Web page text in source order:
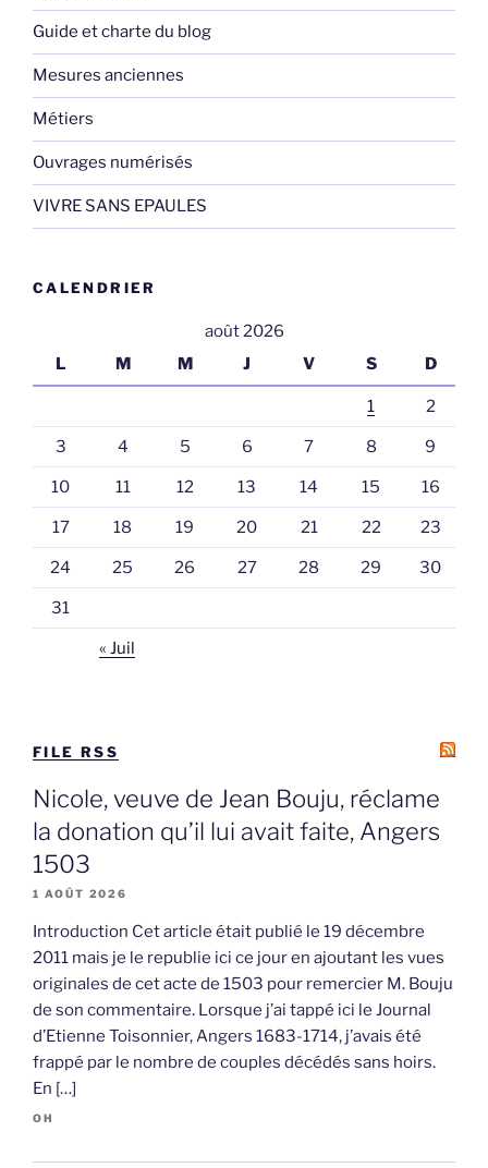
Guide et charte du blog
Mesures anciennes
Métiers
Ouvrages numérisés
VIVRE SANS EPAULES
CALENDRIER
août 2026
L
M M J V S D
1 2
3 4 5 6 7 8 9
10 11 12 13 14 15 16
17 18 19 20 21 22 23
24 25 26 27 28 29 30
31
« Juil
FILE RSS
Nicole, veuve de Jean Bouju, réclame
la donation qu’il lui avait faite, Angers
1503
1 AOÛT 2026
Introduction Cet article était publié le 19 décembre
2011 mais je le republie ici ce jour en ajoutant les vues
originales de cet acte de 1503 pour remercier M. Bouju
de son commentaire. Lorsque j’ai tappé ici le Journal
d’Etienne Toisonnier, Angers 1683-1714, j’avais été
frappé par le nombre de couples décédés sans hoirs.
En […]
OH